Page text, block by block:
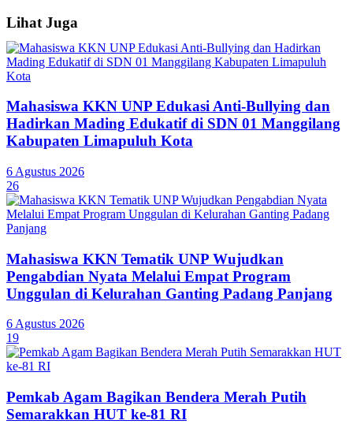
Lihat Juga
Mahasiswa KKN UNP Edukasi Anti-Bullying dan
Hadirkan Mading Edukatif di SDN 01 Manggilang
Kabupaten Limapuluh Kota
6 Agustus 2026
26
Mahasiswa KKN Tematik UNP Wujudkan
Pengabdian Nyata Melalui Empat Program
Unggulan di Kelurahan Ganting Padang Panjang
6 Agustus 2026
19
Pemkab Agam Bagikan Bendera Merah Putih
Semarakkan HUT ke-81 RI